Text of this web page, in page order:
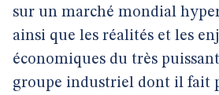
sur un marché mondial
ainsi que les réalités et les
économiques du très
groupe industriel dont il fait